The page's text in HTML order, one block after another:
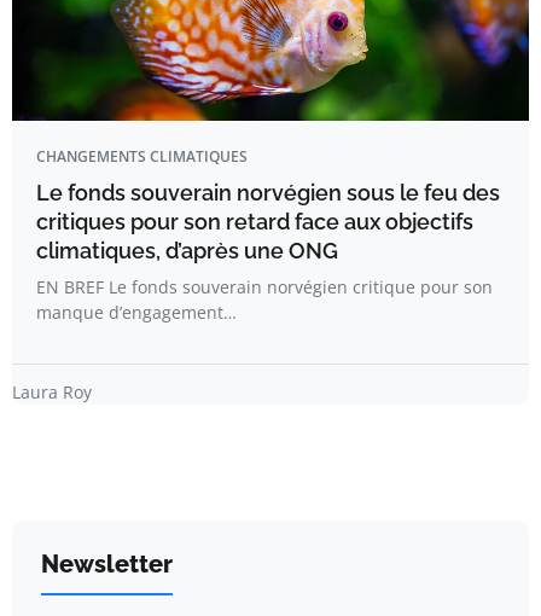
CHANGEMENTS CLIMATIQUES
Le fonds souverain norvégien sous le feu des
critiques pour son retard face aux objectifs
climatiques, d’après une ONG
EN BREF Le fonds souverain norvégien critique pour son
manque d’engagement…
Laura Roy
Newsletter